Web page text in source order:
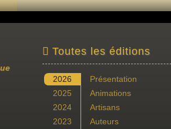
Toutes les éditions
2026
2025
2024
2023
Présentation
Animations
Artisans
Auteurs